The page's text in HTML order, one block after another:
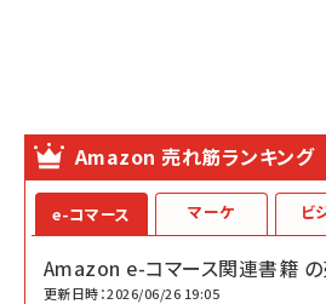
Amazon 売れ筋ランキング
e-コマース
Amazon e-コマース関連書籍 の
更新日時：2026/06/26 19:05
マーケ ビ